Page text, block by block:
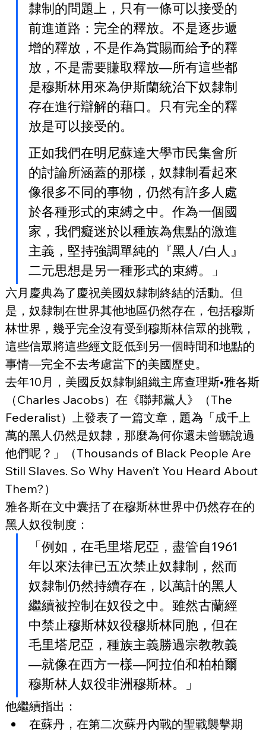
隸制的問題上，只有一條可以接受的
前進道路：完全的釋放。不是逐步遞
增的釋放，不是作為賞賜而給予的釋
放，不是需要賺取釋放—所有這些都
是穆斯林用來為伊斯蘭統治下奴隸制
存在進行辯解的藉口。只有完全的釋
放是可以接受的。
正如我們在明尼蘇達大學市民集會所
的討論所涵蓋的那樣，奴隸制看起來
像很多不同的事物，仍然有許多人處
於各種形式的束縛之中。作為一個國
家，我們癡迷於以種族為焦點的激進
主義，堅持強調單純的『黑人/白人』
二元思想是另一種形式的束縛。」
六月慶典為了慶祝美國奴隸制終結的活動。但
是，奴隸制在世界其他地區仍然存在，包括穆斯
林世界，幾乎完全沒有受到穆斯林信眾的挑戰，
這些信眾將這些經文貶低到另一個時間和地點的
事情—完全不去考慮當下的美國歷史。
去年10月，美國反奴隸制組織主席查理斯•雅各斯
（Charles Jacobs）在《聯邦黨人》（The
Federalist）上發表了一篇文章，題為「成千上
萬的黑人仍然是奴隸，那麼為何你還未曾聽說過
他們呢？」（Thousands of Black People Are
Still Slaves. So Why Haven’t You Heard About
Them?）
雅各斯在文中囊括了在穆斯林世界中仍然存在的
黑人奴役制度：
「例如，在毛里塔尼亞，盡管自1961
年以來法律已五次禁止奴隸制，然而
奴隸制仍然持續存在，以萬計的黑人
繼續被控制在奴役之中。雖然古蘭經
中禁止穆斯林奴役穆斯林同胞，但在
毛里塔尼亞，種族主義勝過宗教教義
—就像在西方一樣—阿拉伯和柏柏爾
穆斯林人奴役非洲穆斯林。」
他繼續指出：
在蘇丹，在第二次蘇丹內戰的聖戰襲擊期